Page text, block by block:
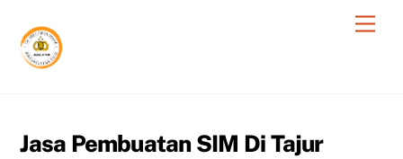
content
Jasa Pembuatan SIM Di Tajur